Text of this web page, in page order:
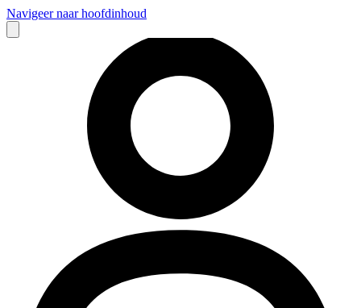
Navigeer naar hoofdinhoud